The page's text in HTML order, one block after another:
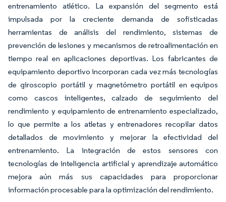
entrenamiento atlético. La expansión del segmento está
impulsada por la creciente demanda de sofisticadas
herramientas de análisis del rendimiento, sistemas de
prevención de lesiones y mecanismos de retroalimentación en
tiempo real en aplicaciones deportivas. Los fabricantes de
equipamiento deportivo incorporan cada vez más tecnologías
de giroscopio portátil y magnetómetro portátil en equipos
como cascos inteligentes, calzado de seguimiento del
rendimiento y equipamiento de entrenamiento especializado,
lo que permite a los atletas y entrenadores recopilar datos
detallados de movimiento y mejorar la efectividad del
entrenamiento. La integración de estos sensores con
tecnologías de inteligencia artificial y aprendizaje automático
mejora aún más sus capacidades para proporcionar
información procesable para la optimización del rendimiento.